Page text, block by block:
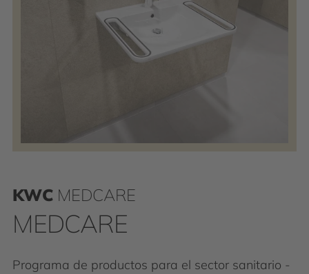
KWC MEDCARE
MEDCARE
Programa de productos para el sector sanitario -